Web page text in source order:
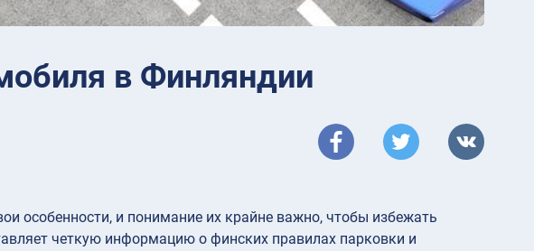
в Финляндии
особенности, и понимание их крайне важно, чтобы избежать
четкую информацию о финских правилах парковки и